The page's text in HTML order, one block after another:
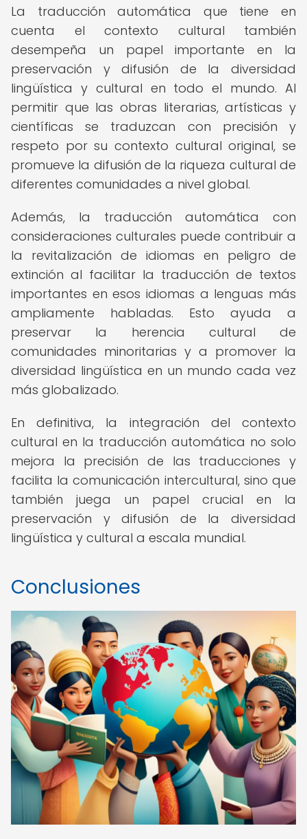
La traducción automática que tiene en
cuenta el contexto cultural también
desempeña un papel importante en la
preservación y difusión de la diversidad
lingüística y cultural en todo el mundo. Al
permitir que las obras literarias, artísticas y
científicas se traduzcan con precisión y
respeto por su contexto cultural original, se
promueve la difusión de la riqueza cultural de
diferentes comunidades a nivel global.
Además, la traducción automática con
consideraciones culturales puede contribuir a
la revitalización de idiomas en peligro de
extinción al facilitar la traducción de textos
importantes en esos idiomas a lenguas más
ampliamente habladas. Esto ayuda a
preservar la herencia cultural de
comunidades minoritarias y a promover la
diversidad lingüística en un mundo cada vez
más globalizado.
En definitiva, la integración del contexto
cultural en la traducción automática no solo
mejora la precisión de las traducciones y
facilita la comunicación intercultural, sino que
también juega un papel crucial en la
preservación y difusión de la diversidad
lingüística y cultural a escala mundial.
Conclusiones